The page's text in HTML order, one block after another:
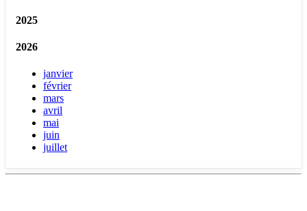
2025
2026
janvier
février
mars
avril
mai
juin
juillet